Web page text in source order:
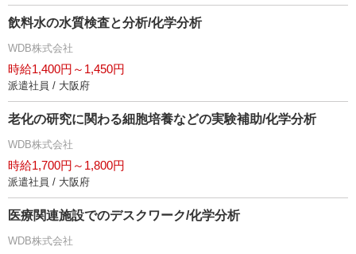
飲料水の水質検査と分析/化学分析
WDB株式会社
時給1,400円～1,450円
派遣社員 / 大阪府
老化の研究に関わる細胞培養などの実験補助/化学分析
WDB株式会社
時給1,700円～1,800円
派遣社員 / 大阪府
医療関連施設でのデスクワーク/化学分析
WDB株式会社